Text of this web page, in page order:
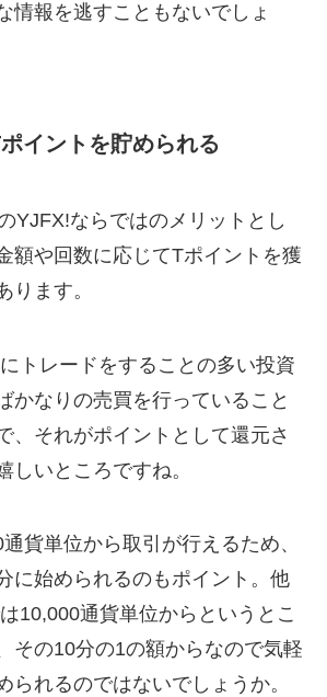
情報を逃すこともないでしょ
イントを貯められる
YJFX!ならではのメリットとし
額や回数に応じてTポイントを獲
ります。
トレードをすることの多い投資
かなりの売買を行っていること
、それがポイントとして還元さ
しいところですね。
貨単位から取引が行えるため、
に始められるのもポイント。他
10,000通貨単位からというとこ
その10分の1の額からなので気軽
られるのではないでしょうか。